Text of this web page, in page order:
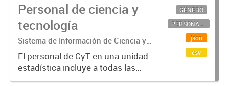
Personal de ciencia y
tecnología
Sistema de Información de Ciencia y
Tecnología Argentino (SICYTAR)
El personal de CyT en una unidad
estadística incluye a todas las
personas involucradas
GÉNERO
PERSONAL CIENTÍFICO-TECNOLÓGICO
json
csv